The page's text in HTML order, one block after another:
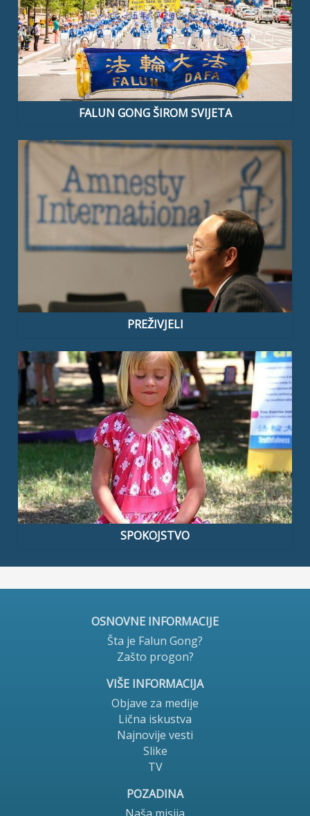
FALUN GONG ŠIROM SVIJETA
PREŽIVJELI
SPOKOJSTVO
OSNOVNE INFORMACIJE
Šta je Falun Gong?
Zašto progon?
VIŠE INFORMACIJA
Objave za medije
Lična iskustva
Najnovije vesti
Slike
TV
POZADINA